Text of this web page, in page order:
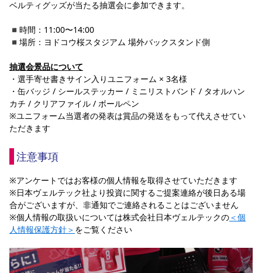
アウェイツアー
アウェイツアー
よくある質問
よくある質問
関連団体/施設
長居公園 セレッソフットサルパーク
セレッソスポーツパーク舞洲
YANMAR HANASAKA STADIUM
セレッソ大阪アカデミー
子供のサッカースクール
大人のサッカースクール その他スポーツクラブ
ベルティグッズが当たる抽選会に参加できます。
◾️時間：11:00〜14:00
◾️場所：ヨドコウ桜スタジアム 場外バックスタンド側
抽選会景品について
・選手寄せ書きサイン入りユニフォーム × 3名様
・缶バッジ / シールステッカー / ミニリストバンド / タオルハン
カチ / クリアファイル / ボールペン
※ユニフォーム当選者の発表は賞品の発送をもって代えさせてい
ただきます
注意事項
※アンケートではお客様の個人情報を取得させていただきます
※日本ヴェルテック社より投資に関するご提案連絡が後日ある場
合がございますが、非通知でご連絡されることはございません
※個人情報の取扱いについては株式会社日本ヴェルテックの＜個
人情報保護方針＞ をご覧ください